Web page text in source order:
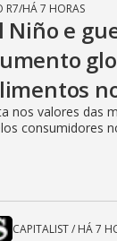
R7/HÁ 7 HORAS
Niño e
nos valores das
consumidores
CAPITALIST/ HÁ 7